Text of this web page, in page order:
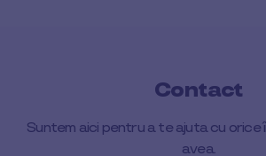
Contact
Suntem aici pentru a te ajuta cu
avea.